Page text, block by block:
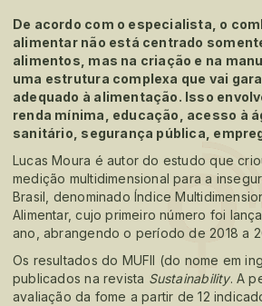
De acordo com o especialista, o
alimentar não está centrado
alimentos, mas na criação e na
uma estrutura complexa que vai
adequado à alimentação. Isso
renda mínima, educação, acesso à
sanitário, segurança pública,
Lucas Moura é autor do estudo que
medição multidimensional para a
Brasil, denominado Índice
Alimentar, cujo primeiro número foi
ano, abrangendo o período de 2018 a
Os resultados do MUFII (do nome em
publicados na revista Sustainability. A
avaliação da fome a partir de 12